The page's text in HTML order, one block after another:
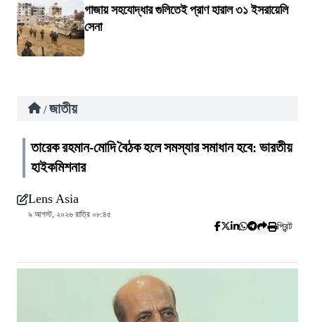
গাজায় সহযোদ্ধার গুলিতেই প্রাণ হারাল ৩১ ইসরায়েলি
সেনা
/ জাতীয়
তারেক রহমান-মোদি বৈঠক হলে সমস্যার সমাধান হবে: ভারতীয়
হাইকমিশনার
Lens Asia
৯ আগস্ট, ২০২৬ রাত্রি ০৮:৪৫
প্রিন্ট